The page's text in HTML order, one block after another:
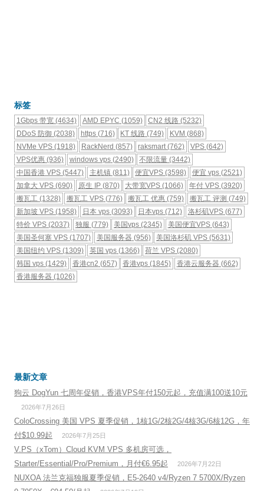
标签
1Gbps 带宽 (4634) AMD EPYC (1059) CN2 线路 (5232)
DDoS 防御 (2038) https(716) KT 线路 (749) KVM (868)
NVMe VPS (1918) RackNerd (857) raksmart(762) VPS(642)
VPS优惠 (936) windows vps(2490) 不限流量 (3442)
中国香港 VPS (5447) 主机镇(811) 便宜VPS (3598) 便宜 vps(2521)
加拿大 VPS (690) 原生 IP(870) 大带宽VPS (1066) 年付 VPS(3920)
搬瓦工 (1328) 搬瓦工 VPS(776) 搬瓦工 优惠 (759) 搬瓦工 评测 (749)
新加坡 VPS (1958) 日本 vps(3093) 日本vps (712) 洛杉矶VPS(677)
特价 VPS (2037) 独服 (779) 美国vps (2345) 美国便宜VPS(643)
美国圣何塞 VPS (1707) 美国服务器 (956) 美国洛杉矶 VPS (5631)
美国纽约 VPS (1309) 英国 vps(1366) 荷兰 VPS (2080)
韩国 vps (1429) 香港cn2 (657) 香港vps (1845) 香港云服务器 (662)
香港服务器 (1026)
最新文章
狗云 DogYun 七周年促销，香港VPS年付150元起，充值满100送10元
2026年7月26日
ColoCrossing 美国 VPS 夏季促销，1核1G/2核2G/4核3G/6核12G，年
付$10.99起
2026年7月25日
V.PS（xTom）Cloud KVM VPS 多机房可选，
Starter/Essential/Pro/Premium，月付€6.95起
2026年7月22日
NUXOA 法兰克福独服夏季促销，E5-2640 v4/Ryzen 7 5700X/Ryzen